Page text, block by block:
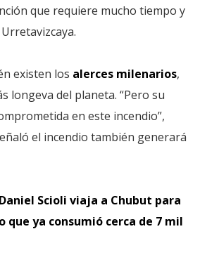
que requiere mucho tiempo y
existen los alerces milenarios,
longeva del planeta. “Pero su
en este incendio”,
el incendio también generará
Daniel Scioli viaja a Chubut para
que ya consumió cerca de 7 mil